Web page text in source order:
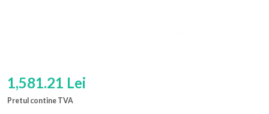
1,581.21 Lei
Pretul contine TVA